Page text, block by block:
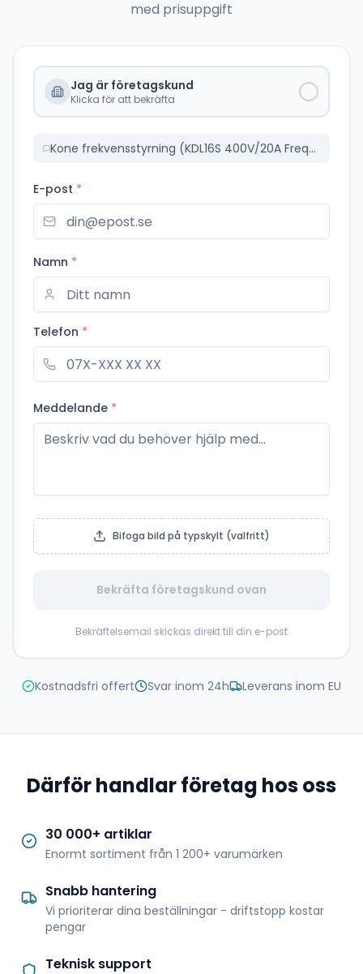
med prisuppgift
Jag är företagskund
Klicka för att bekräfta
Kone frekvensstyrning (KDL16S 400V/20A Frequency Converter KM51004000V004)
E-post *
Namn *
Telefon *
Meddelande *
Bifoga bild på typskylt (valfritt)
Bekräfta företagskund ovan
Bekräftelsemail skickas direkt till din e-post
Kostnadsfri offert Svar inom 24h Leverans inom EU
Därför handlar företag hos oss
30 000+ artiklar
Enormt sortiment från 1 200+ varumärken
Snabb hantering
Vi prioriterar dina beställningar - driftstopp kostar
pengar
Teknisk support